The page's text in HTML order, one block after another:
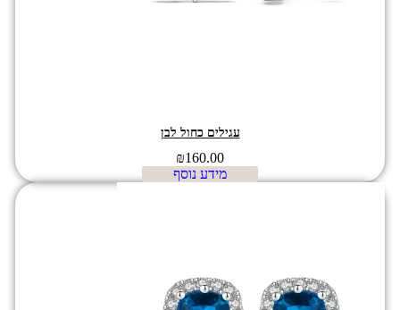
עגילים כחול לבן
₪160.00
מידע נוסף